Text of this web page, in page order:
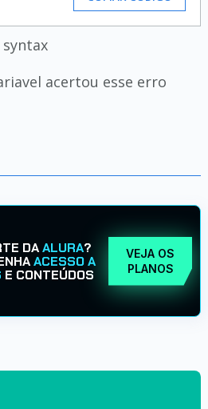
acertou esse erro
DAALURA?
ACESSO A
E CONTEÚDOS
VEJA OS
PLANOS